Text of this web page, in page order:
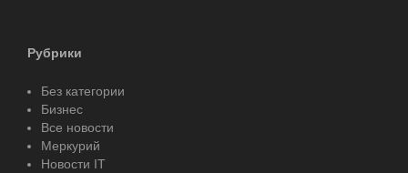
Рубрики
Без категории
Бизнес
Все новости
Меркурий
Новости IT